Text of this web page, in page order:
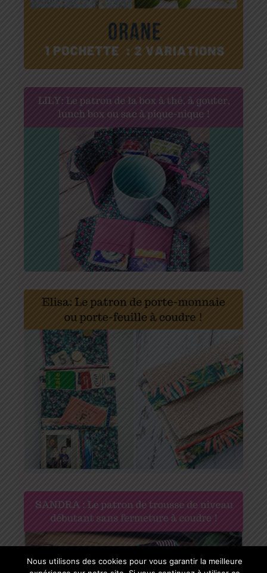
Nous utilisons des cookies pour vous garantir la meilleure